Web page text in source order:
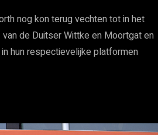
nog kon terug vechten tot in het
de Duitser Wittke en Moortgat en
hun respectievelijke platformen